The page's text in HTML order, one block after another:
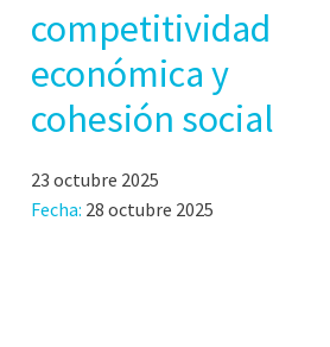
competitividad
económica y
cohesión social
23 octubre 2025
Fecha: 28 octubre 2025